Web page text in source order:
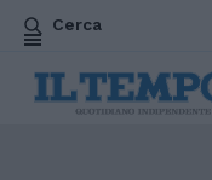
Cerca